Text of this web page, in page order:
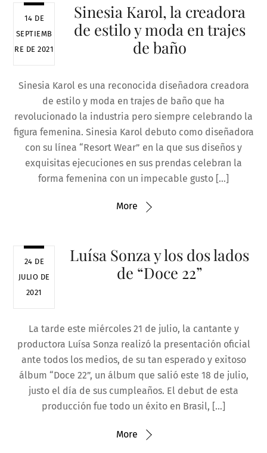
14 DE
SEPTIEMB
RE DE 2021
Sinesia Karol, la creadora
de estilo y moda en trajes
de baño
Sinesia Karol es una reconocida diseñadora creadora
de estilo y moda en trajes de baño que ha
revolucionado la industria pero siempre celebrando la
figura femenina. Sinesia Karol debuto como diseñadora
con su línea “Resort Wear” en la que sus diseños y
exquisitas ejecuciones en sus prendas celebran la
forma femenina con un impecable gusto […]
More
24 DE
JULIO DE
2021
Luísa Sonza y los dos lados
de “Doce 22”
La tarde este miércoles 21 de julio, la cantante y
productora Luísa Sonza realizó la presentación oficial
ante todos los medios, de su tan esperado y exitoso
álbum “Doce 22”, un álbum que salió este 18 de julio,
justo el día de sus cumpleaños. El debut de esta
producción fue todo un éxito en Brasil, […]
More